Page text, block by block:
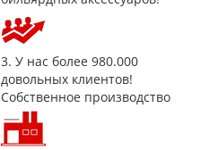
3. У нас более 980.000
довольных клиентов!
Собственное производство